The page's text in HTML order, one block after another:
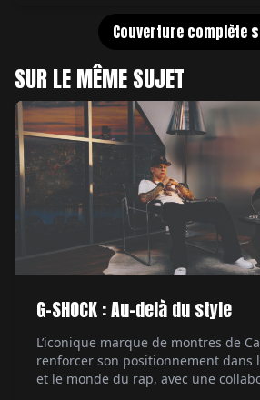
Couverture complète
SUR LE MÊME SUJET
G-SHOCK : Au-delà du style
L’iconique marque de montres de
renforcer son positionnement dans
et le monde du rap, avec une